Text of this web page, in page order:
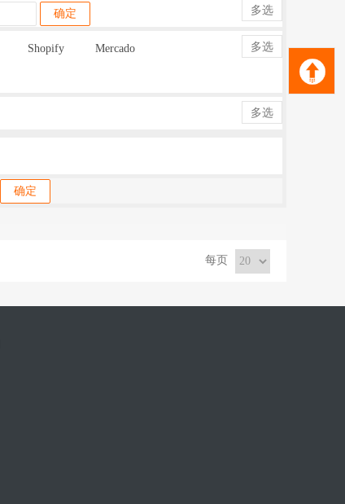
确定 多选
Shopify Mercado 多选
多选
确定
每页